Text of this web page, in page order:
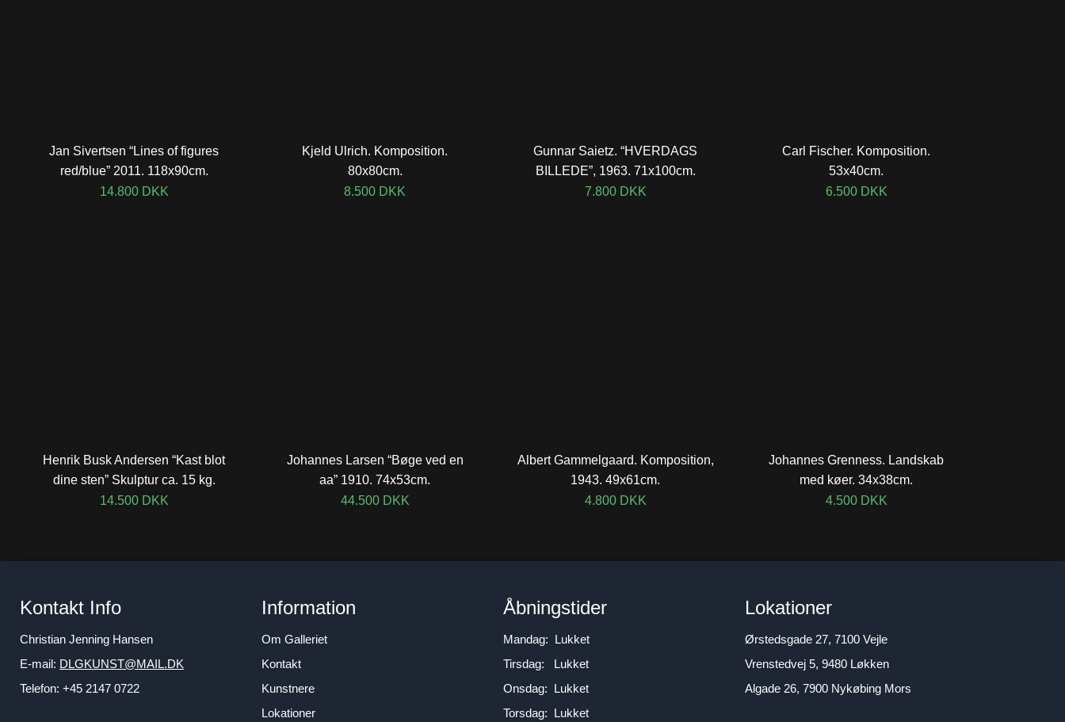
Jan Sivertsen “Lines of figures
red/blue” 2011. 118x90cm.
14.800 DKK
Kjeld Ulrich. Komposition.
80x80cm.
8.500 DKK
Gunnar Saietz. “HVERDAGS
BILLEDE”, 1963. 71x100cm.
7.800 DKK
Carl Fischer. Komposition.
53x40cm.
6.500 DKK
Henrik Busk Andersen “Kast blot
dine sten” Skulptur ca. 15 kg.
14.500 DKK
Johannes Larsen “Bøge ved en
aa” 1910. 74x53cm.
44.500 DKK
Albert Gammelgaard. Komposition,
1943. 49x61cm.
4.800 DKK
Johannes Grenness. Landskab
med køer. 34x38cm.
4.500 DKK
Kontakt Info
Christian Jenning Hansen
E-mail: DLGKUNST@MAIL.DK
Telefon: +45 2147 0722
Information
Om Galleriet
Kontakt
Kunstnere
Lokationer
Åbningstider
Mandag: Lukket
Tirsdag: Lukket
Onsdag: Lukket
Torsdag: Lukket
Lokationer
Ørstedsgade 27, 7100 Vejle
Vrenstedvej 5, 9480 Løkken
Algade 26, 7900 Nykøbing Mors